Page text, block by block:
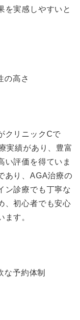
を実感しやすいと
の高さ
クリニックCで
実績があり、豊富
い評価を得ていま
あり、AGA治療の
ン診療でも丁寧な
、初心者でも安心
ます。
な予約体制